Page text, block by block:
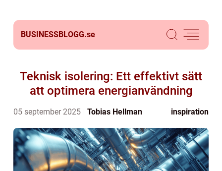
BUSINESSBLOGG.se
Teknisk isolering: Ett effektivt sätt
att optimera energianvändning
05 september 2025 Tobias Hellman inspiration